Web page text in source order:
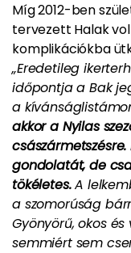
Míg 2012-ben
tervezett Halak
komplikációkba
„Eredetileg
időpontja a Bak
a
akkor a Nyilas
gondolatát, de
tökéletes.A
a szomorúság
Gyönyörű, okos
semmiért sem